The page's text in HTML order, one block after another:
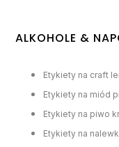
ALKOHOLE &
Etykiety na craft
Etykiety na miód
Etykiety na piwo
Etykiety na